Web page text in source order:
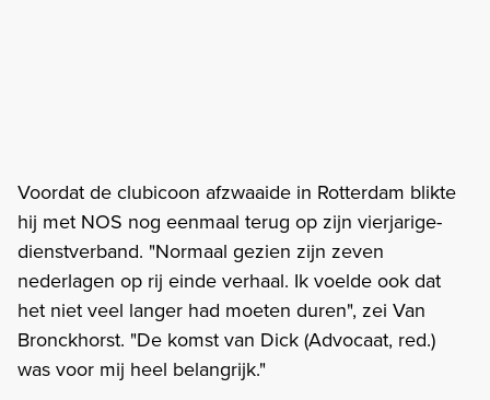
Voordat de clubicoon afzwaaide in Rotterdam blikte
hij met NOS nog eenmaal terug op zijn vierjarige-
dienstverband. "Normaal gezien zijn zeven
nederlagen op rij einde verhaal. Ik voelde ook dat
het niet veel langer had moeten duren", zei Van
Bronckhorst. "De komst van Dick (Advocaat, red.)
was voor mij heel belangrijk."